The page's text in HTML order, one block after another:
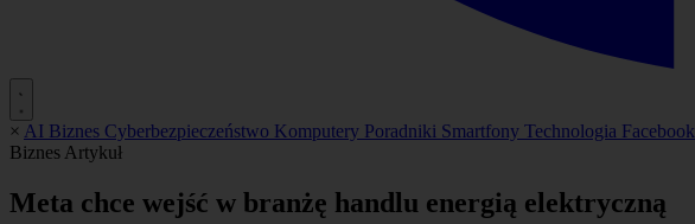
× AI Biznes Cyberbezpieczeństwo Komputery Poradniki Smartfony Technologia Facebook
Biznes Artykuł
Meta chce wejść w branżę handlu energią elektryczną